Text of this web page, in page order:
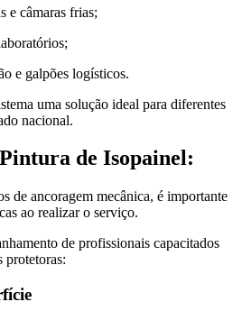
e câmaras frias;
e galpões logísticos.
uma solução ideal para diferentes
nacional.
de Isopainel:
de ancoragem mecânica, é importante
ao realizar o serviço.
de profissionais capacitados
protetoras: